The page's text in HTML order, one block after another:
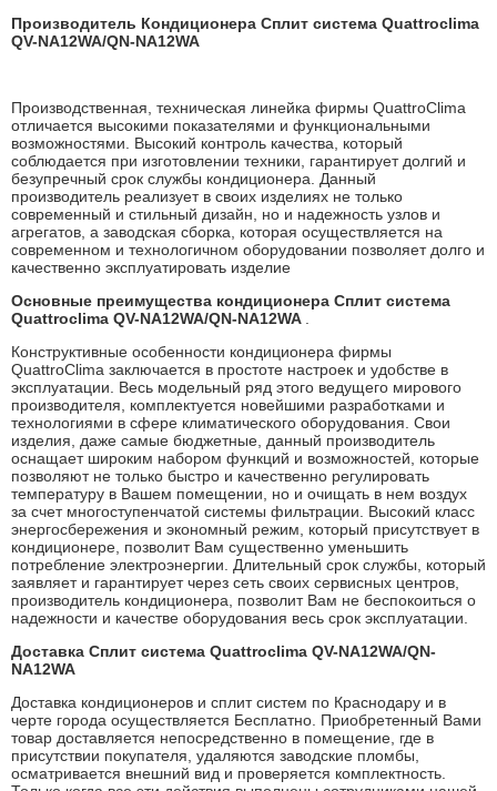
Производитель Кондиционера Сплит система Quattroclima
QV-NA12WA/QN-NA12WA
Производственная, техническая линейка фирмы QuattroClima
отличается высокими показателями и функциональными
возможностями. Высокий контроль качества, который
соблюдается при изготовлении техники, гарантирует долгий и
безупречный срок службы кондиционера. Данный
производитель реализует в своих изделиях не только
современный и стильный дизайн, но и надежность узлов и
агрегатов, а заводская сборка, которая осуществляется на
современном и технологичном оборудовании позволяет долго и
качественно эксплуатировать изделие
Основные преимущества кондиционера Сплит система
Quattroclima QV-NA12WA/QN-NA12WA
Конструктивные особенности кондиционера фирмы
QuattroClima заключается в простоте настроек и удобстве в
эксплуатации. Весь модельный ряд этого ведущего мирового
производителя, комплектуется новейшими разработками и
технологиями в сфере климатического оборудования. Свои
изделия, даже самые бюджетные, данный производитель
оснащает широким набором функций и возможностей, которые
позволяют не только быстро и качественно регулировать
температуру в Вашем помещении, но и очищать в нем воздух
за счет многоступенчатой системы фильтрации. Высокий класс
энергосбережения и экономный режим, который присутствует в
кондиционере, позволит Вам существенно уменьшить
потребление электроэнергии. Длительный срок службы, который
заявляет и гарантирует через сеть своих сервисных центров,
производитель кондиционера, позволит Вам не беспокоиться о
надежности и качестве оборудования весь срок эксплуатации.
Доставка Сплит система Quattroclima QV-NA12WA/QN-
NA12WA
Доставка кондиционеров и сплит систем по Краснодару и в
черте города осуществляется Бесплатно. Приобретенный Вами
товар доставляется непосредственно в помещение, где в
присутствии покупателя, удаляются заводские пломбы,
осматривается внешний вид и проверяется комплектность.